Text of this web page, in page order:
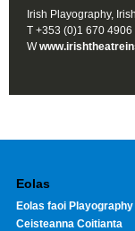
Irish Playography,
T +353 (0)1 670 4906
W
Eolas
Eolas faoi Playography
Ceisteanna Coitianta